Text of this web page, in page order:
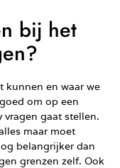
bij het
kunnen en waar we
om op een
gaat stellen.
maar moet
belangrijker dan
grenzen zelf. Ook